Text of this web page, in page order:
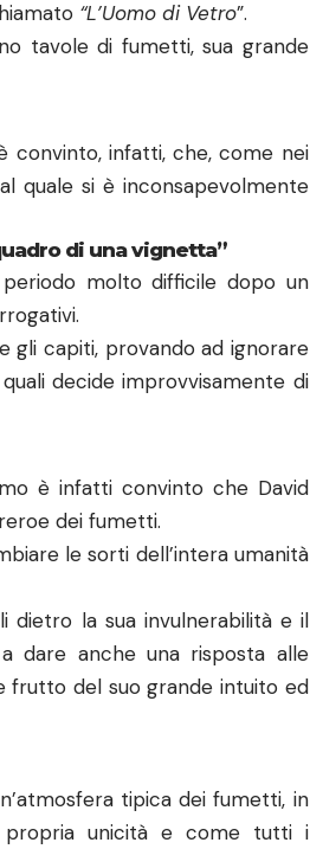
“L’Uomo di Vetro”.
tavole di fumetti, sua grande
convinto, infatti, che, come nei
quale si è inconsapevolmente
di una vignetta”
molto difficile dopo un
gli capiti, provando ad ignorare
decide improvvisamente di
è infatti convinto che David
dei fumetti.
le sorti dell’intera umanità
dietro la sua invulnerabilità e il
dare anche una risposta alle
frutto del suo grande intuito ed
tipica dei fumetti, in
propria unicità e come tutti i